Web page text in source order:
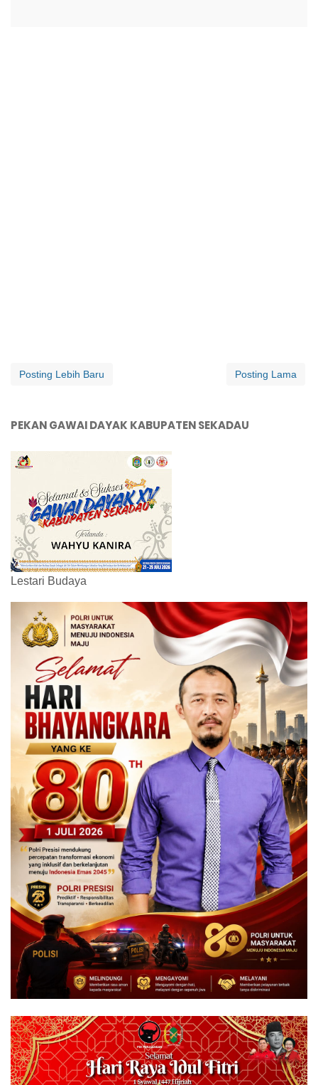
Posting Lebih Baru Posting Lama
PEKAN GAWAI DAYAK KABUPATEN SEKADAU
Lestari Budaya